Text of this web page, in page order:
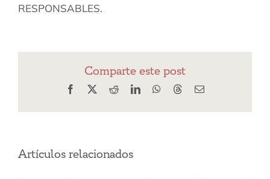
RESPONSABLES.
Comparte este post
Facebook RedditLinkedInWhatsApp
ThreadsCorreo
Artículos relacionados